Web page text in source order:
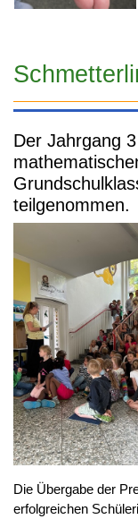
Der Jahrgang
teilgenommen.
Die Übergabe der
erfolgreichen